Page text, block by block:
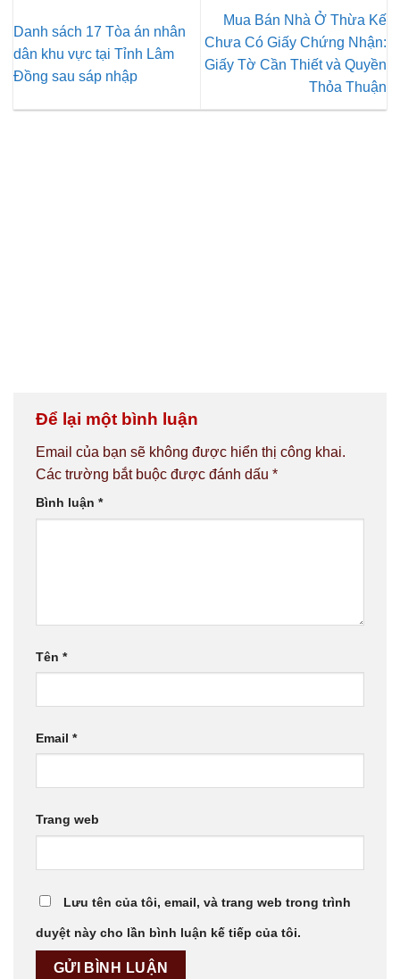
Danh sách 17 Tòa án nhân
dân khu vực tại Tỉnh Lâm
Đồng sau sáp nhập
Mua Bán Nhà Ở Thừa Kế
Chưa Có Giấy Chứng Nhận:
Giấy Tờ Cần Thiết và Quyền
Thỏa Thuận
Để lại một bình luận
Email của bạn sẽ không được hiển thị công khai.
Các trường bắt buộc được đánh dấu *
Bình luận *
Tên *
Email *
Trang web
Lưu tên của tôi, email, và trang web trong trình
duyệt này cho lần bình luận kế tiếp của tôi.